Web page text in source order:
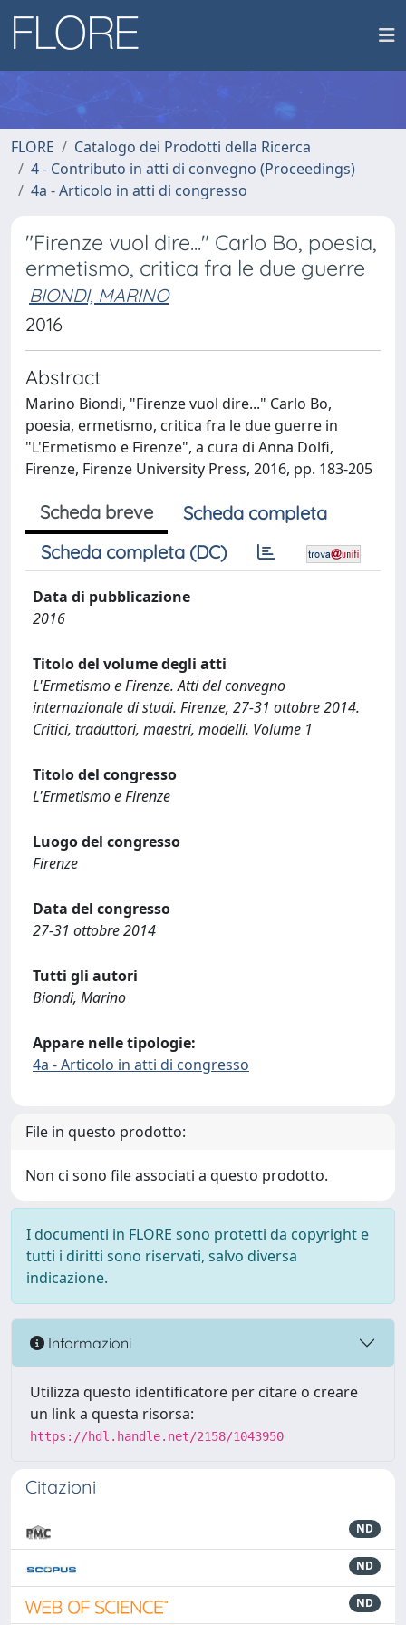
FLORE
Catalogo dei Prodotti della Ricerca
4 - Contributo in atti di convegno (Proceedings)
4a - Articolo in atti di congresso
"Firenze vuol dire..." Carlo Bo, poesia,
ermetismo, critica fra le due guerre
BIONDI, MARINO
2016
Abstract
Marino Biondi, "Firenze vuol dire..." Carlo Bo,
poesia, ermetismo, critica fra le due guerre in
"L'Ermetismo e Firenze", a cura di Anna Dolfi,
Firenze, Firenze University Press, 2016, pp. 183-205
Scheda breve
Scheda completa
Scheda completa (DC)
Data di pubblicazione
2016
Titolo del volume degli atti
L'Ermetismo e Firenze. Atti del convegno
internazionale di studi. Firenze, 27-31 ottobre 2014.
Critici, traduttori, maestri, modelli. Volume 1
Titolo del congresso
L'Ermetismo e Firenze
Luogo del congresso
Firenze
Data del congresso
27-31 ottobre 2014
Tutti gli autori
Biondi, Marino
Appare nelle tipologie:
4a - Articolo in atti di congresso
File in questo prodotto:
Non ci sono file associati a questo prodotto.
I documenti in FLORE sono protetti da copyright e
tutti i diritti sono riservati, salvo diversa
indicazione.
Informazioni
Utilizza questo identificatore per citare o creare
un link a questa risorsa:
https://hdl.handle.net/2158/1043950
Citazioni
ND
ND
ND